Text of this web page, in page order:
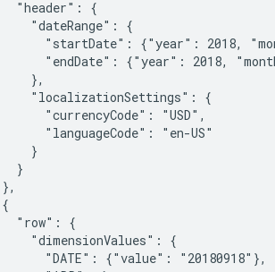
  "header": {
    "dateRange": {
"startDate": {"year": 2018,
"endDate": {"year": 2018,
    },
    "localizationSettings": {
      "currencyCode": "USD",
      "languageCode": "en-US"
    }
  }
},
{
  "row": {
    "dimensionValues": {
      "DATE": {"value": "20180918"},